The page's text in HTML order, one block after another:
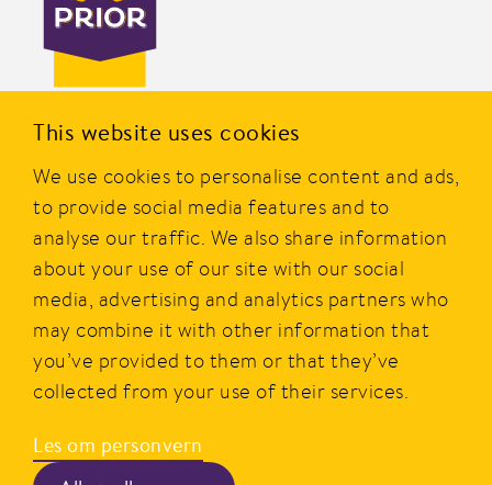
This website uses cookies
We use cookies to personalise content and ads,
to provide social media features and to
analyse our traffic. We also share information
about your use of our site with our social
media, advertising and analytics partners who
may combine it with other information that
you’ve provided to them or that they’ve
collected from your use of their services.
Les om personvern
PRIOR er en av Norges mest kjente merkevarer innen
1977, og i dag tilbyr PRIOR et bredt utvalg av produkter av
kylling, kalkun og egg fra norske bønder.
PRIOR er alltid godt og gir smakfull, sunn, rask og enkel
mat i hverdagen.
Hovedkontor
Postboks 360, Økern,
0513 Oslo
Besøksadresse
Personvern
Beskrivelse av våre vilkår